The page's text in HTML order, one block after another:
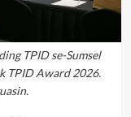
TPID se-Sumsel
TPID Award 2026.